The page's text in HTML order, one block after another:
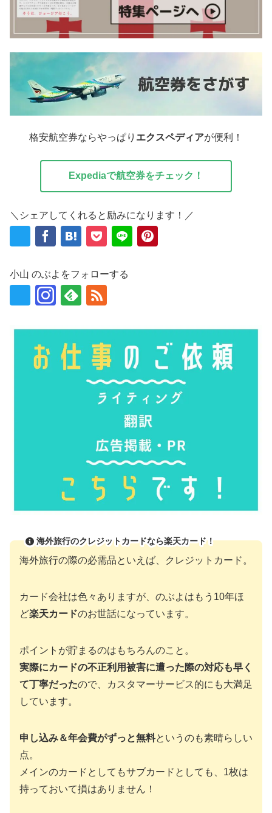
格安航空券ならやっぱり エクスペディアが便利！
Expediaで航空券をチェック！
＼シェアしてくれると励みになります！／
小山 のぶよをフォローする
海外旅行のクレジットカードなら楽天カード！
海外旅行の際の必需品といえば、クレジットカード。
カード会社は色々ありますが、のぶよはもう10年ほ
ど楽天カードのお世話になっています。
ポイントが貯まるのはもちろんのこと。
実際にカードの不正利用被害に遭った際の対応も早く
て丁寧だったので、カスタマーサービス的にも大満足
しています。
申し込み＆年会費がずっと無料というのも素晴らしい
点。
メインのカードとしてもサブカードとしても、1枚は
持っておいて損はありません！